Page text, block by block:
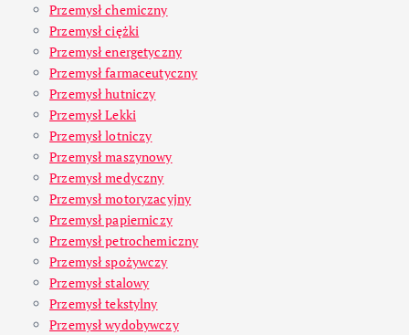
Przemysł chemiczny
Przemysł ciężki
Przemysł energetyczny
Przemysł farmaceutyczny
Przemysł hutniczy
Przemysł Lekki
Przemysł lotniczy
Przemysł maszynowy
Przemysł medyczny
Przemysł motoryzacyjny
Przemysł papierniczy
Przemysł petrochemiczny
Przemysł spożywczy
Przemysł stalowy
Przemysł tekstylny
Przemysł wydobywczy